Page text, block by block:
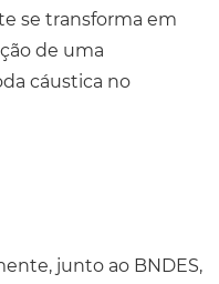
se transforma em
de uma
cáustica no
junto ao BNDES,